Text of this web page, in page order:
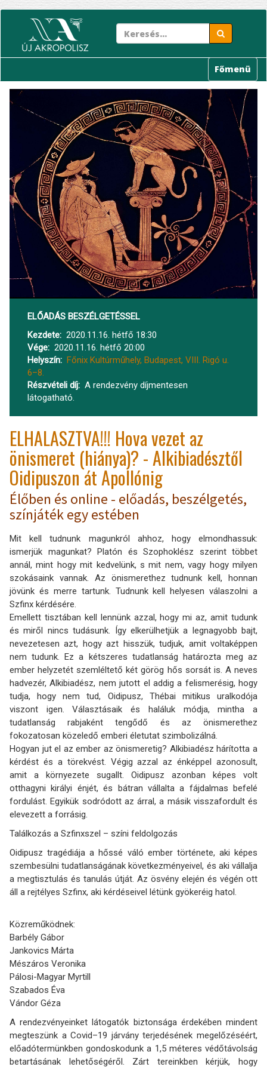
tartalomra
Főmenü
ELŐADÁS BESZÉLGETÉSSEL
Kezdete
2020.11.16. hétfő 18:30
Vége
2020.11.16. hétfő 20:00
Helyszín
Főnix Kultúrműhely, Budapest, VIII. Rigó u.
6–8.
Részvételi díj
A rendezvény díjmentesen
látogatható.
ELHALASZTVA!!! Hova vezet az
önismeret (hiánya)? - Alkibiadésztől
Oidipuszon át Apollónig
Élőben és online - előadás, beszélgetés,
színjáték egy estében
Mit kell tudnunk magunkról ahhoz, hogy elmondhassuk:
ismerjük magunkat? Platón és Szophoklész szerint többet
annál, mint hogy mit kedvelünk, s mit nem, vagy hogy milyen
szokásaink vannak. Az önismerethez tudnunk kell, honnan
jövünk és merre tartunk. Tudnunk kell helyesen válaszolni a
Szfinx kérdésére.
Emellett tisztában kell lennünk azzal, hogy mi az, amit tudunk
és miről nincs tudásunk. Így elkerülhetjük a legnagyobb bajt,
nevezetesen azt, hogy azt hisszük, tudjuk, amit voltaképpen
nem tudunk. Ez a kétszeres tudatlanság határozta meg az
ember helyzetét szemléltető két görög hős sorsát is. A neves
hadvezér, Alkibiadész, nem jutott el addig a felismerésig, hogy
tudja, hogy nem tud, Oidipusz, Thébai mitikus uralkodója
viszont igen. Választásaik és haláluk módja, mintha a
tudatlanság rabjaként tengődő és az önismerethez
fokozatosan közeledő emberi életutat szimbolizálná.
Hogyan jut el az ember az önismeretig? Alkibiadész hárította a
kérdést és a törekvést. Végig azzal az énképpel azonosult,
amit a környezete sugallt. Oidipusz azonban képes volt
otthagyni királyi énjét, és bátran vállalta a fájdalmas befelé
fordulást. Egyikük sodródott az árral, a másik visszafordult és
elevezett a forrásig.
Találkozás a Szfinxszel – színi feldolgozás
Oidipusz tragédiája a hőssé váló ember története, aki képes
szembesülni tudatlanságának következményeivel, és aki vállalja
a megtisztulás és tanulás útját. Az ösvény elején és végén ott
áll a rejtélyes Szfinx, aki kérdéseivel létünk gyökeréig hatol.
Közreműködnek:
Barbély Gábor
Jankovics Márta
Mészáros Veronika
Pálosi-Magyar Myrtill
Szabados Éva
Vándor Géza
A rendezvényeinket látogatók biztonsága érdekében mindent
megteszünk a Covid–19 járvány terjedésének megelőzéséért,
előadótermünkben gondoskodunk a 1,5 méteres védőtávolság
betartásának lehetőségéről. Zárt tereinkben kérjük, hogy